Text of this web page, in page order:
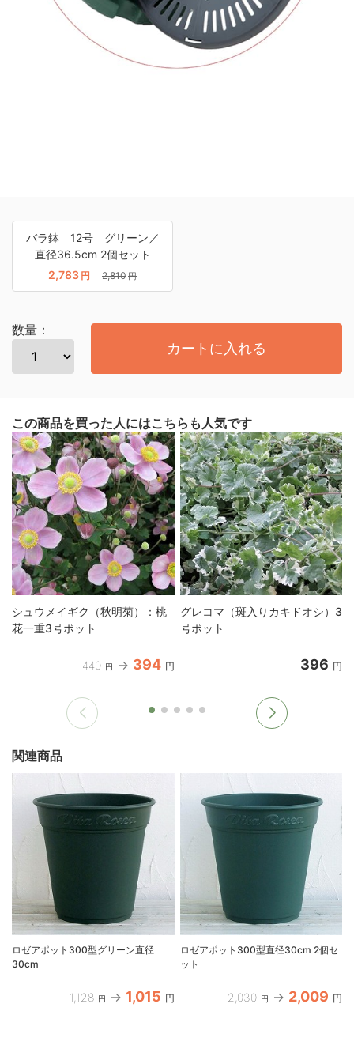
バラ鉢 12号 グリーン／
直径36.5cm 2個セット
2,783 円 2,810円
数量：
カートに入れる
この商品を買った人にはこちらも人気です
シュウメイギク（秋明菊）：桃
花一重3号ポット
440 円 394 円
グレコマ（斑入りカキドオシ）3
号ポット
396 円
関連商品
ロゼアポット300型グリーン直径
30cm
1,128 円 1,015 円
ロゼアポット300型直径30cm 2個セ
ット
2,030 円 2,009 円